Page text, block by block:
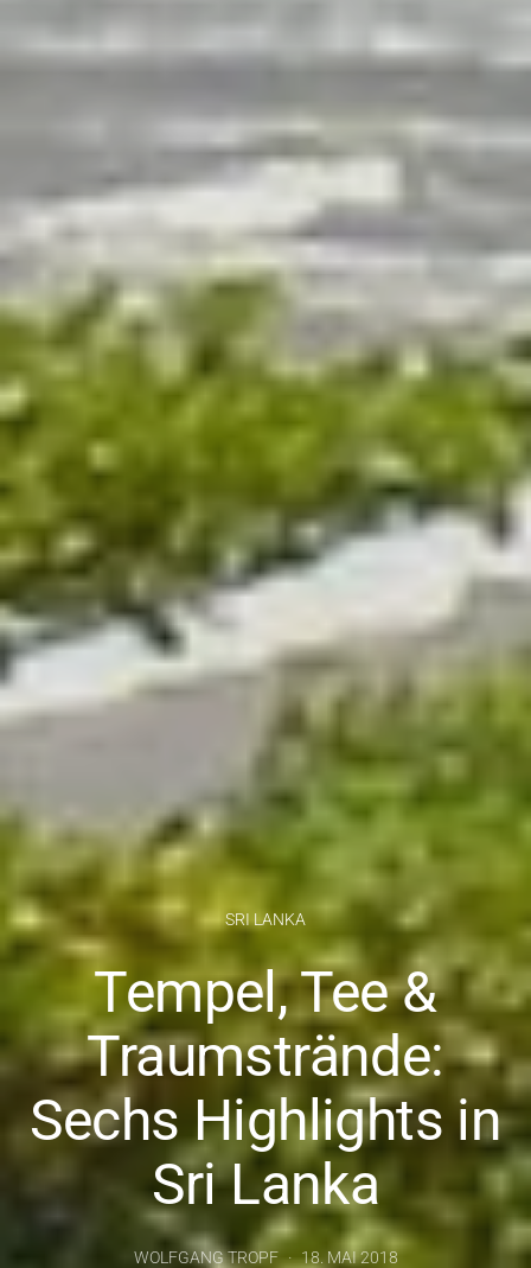
SRI LANKA
Tempel, Tee &
Traumstrände:
Sechs Highlights in
Sri Lanka
WOLFGANG TROPF 18. MAI 2018